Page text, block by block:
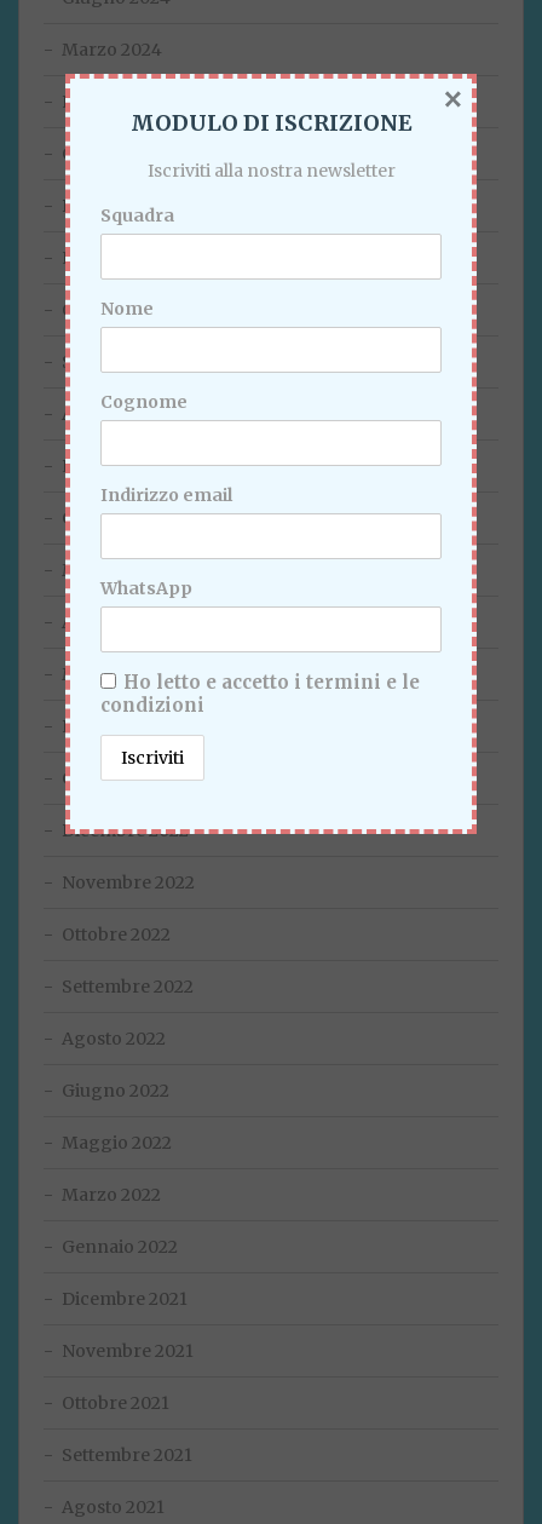
Marzo 2024
Febbraio 2024
Gennaio 2024
Dicembre 2023
Novembre 2023
Ottobre 2023
Settembre 2023
Agosto 2023
Luglio 2023
Giugno 2023
Maggio 2023
Aprile 2023
Marzo 2023
Febbraio 2023
Gennaio 2023
Dicembre 2022
Novembre 2022
Ottobre 2022
Settembre 2022
Agosto 2022
Giugno 2022
Maggio 2022
Marzo 2022
Gennaio 2022
Dicembre 2021
Novembre 2021
Ottobre 2021
Settembre 2021
Agosto 2021
MODULO DI ISCRIZIONE
Iscriviti alla nostra newsletter
Squadra
Nome
Cognome
Indirizzo email
WhatsApp
Ho letto e accetto i termini e le
condizioni
×